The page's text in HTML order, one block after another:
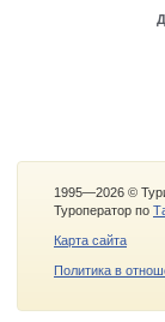
1995—2026 ©
Туроператор по
Карта сайта
Политика в